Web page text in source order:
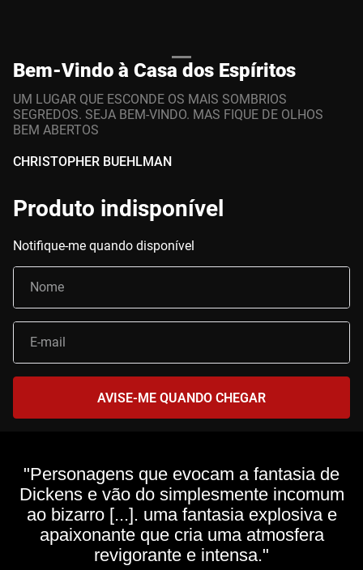
Bem-Vindo à Casa dos Espíritos
UM LUGAR QUE ESCONDE OS MAIS SOMBRIOS
SEGREDOS. SEJA BEM-VINDO. MAS FIQUE DE OLHOS
BEM ABERTOS
CHRISTOPHER BUEHLMAN
"Personagens que evocam a fantasia de
Dickens e vão do simplesmente incomum
ao bizarro [...]. uma fantasia explosiva e
apaixonante que cria uma atmosfera
revigorante e intensa."